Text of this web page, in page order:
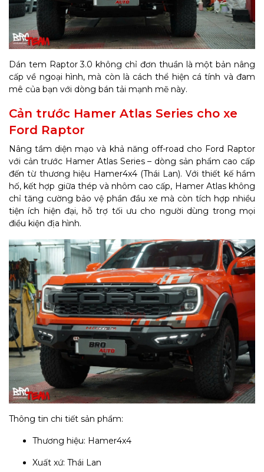
Dán tem Raptor 3.0 không chỉ đơn thuần là một bản nâng
cấp về ngoại hình, mà còn là cách thể hiện cá tính và đam
mê của bạn với dòng bán tải mạnh mẽ này.
Cản trước Hamer Atlas Series cho xe
Ford Raptor
Nâng tầm diện mạo và khả năng off-road cho Ford Raptor
với cản trước Hamer Atlas Series – dòng sản phẩm cao cấp
đến từ thương hiệu Hamer4x4 (Thái Lan). Với thiết kế hầm
hố, kết hợp giữa thép và nhôm cao cấp, Hamer Atlas không
chỉ tăng cường bảo vệ phần đầu xe mà còn tích hợp nhiều
tiện ích hiện đại, hỗ trợ tối ưu cho người dùng trong mọi
điều kiện địa hình.
Thông tin chi tiết sản phẩm:
Thương hiệu: Hamer4x4
Xuất xứ: Thái Lan